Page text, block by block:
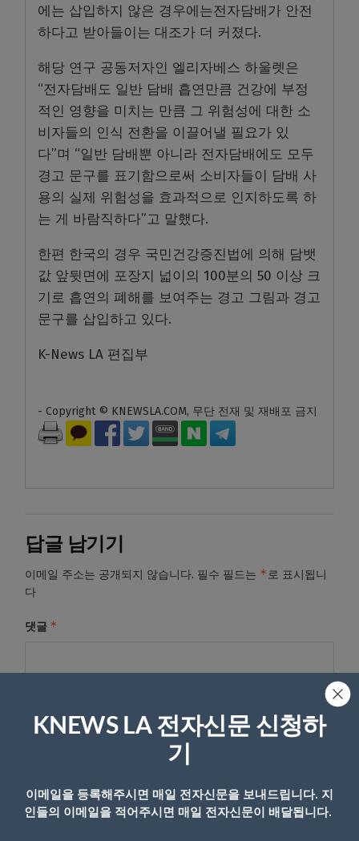
에는 삽입하지 않은 경우에는전자담배가 안전
하다고 받아들이는 대조가 더 커졌다.
해당 연구 공동저자인 엘리자베스 하울렛은
“전자담배도 일반 담배 흡연만큼 건강에 부정
적인 영향을 미치는 만큼 그 위험성에 대한 소
비자들의 인식 전환을 이끌어낼 필요가 있
다”며 “일반 담배뿐 아니라 전자담배에도 모두
경고 문구를 표기함으로써 소비자들이 담배 사
용의 실제 위험성을 효과적으로 인지하도록 하
는 게 바람직하다”고 말했다.
한편 한국의 경우 국민건강증진법에 의해 담뱃
값 앞뒷면에 포장지 넓이의 100분의 50 이상 크
기로 흡연의 폐해를 보여주는 경고 그림과 경고
문구를 삽입하고 있다.
K-News LA 편집부
- Copyright © KNEWSLA.COM, 무단 전재 및 재배포 금지
답글 남기기
이메일 주소는 공개되지 않습니다. 필수 필드는 *로 표시됩니
다
댓글 *
KNEWS LA 전자신문 신청하
기
이메일을 등록해주시면 매일 전자신문을 보내드립니다. 지
인들의 이메일을 적어주시면 매일 전자신문이 배달됩니다.